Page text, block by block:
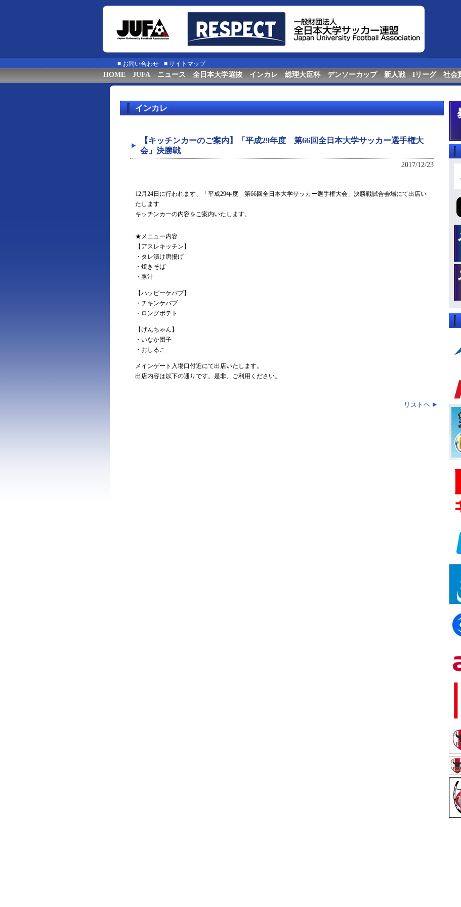
■ お問い合わせ ■ サイトマップ
HOME JUFA ニュース 全日本大学選抜 インカレ 総理大臣杯 デンソーカップ 新人戦 Iリーグ 社会
インカレ
【キッチンカーのご案内】「平成29年度 第66回全日本大学サッカー選手権大
会」決勝戦
2017/12/23
12月24日に行われます、「平成29年度 第66回全日本大学サッカー選手権大会」決勝戦試合会場にて出店い
たします
キッチンカーの内容をご案内いたします。
★メニュー内容
【アスレキッチン】
・タレ漬け唐揚げ
・焼きそば
・豚汁
【ハッピーケバブ】
・チキンケバブ
・ロングポテト
【げんちゃん】
・いなか団子
・おしるこ
メインゲート入場口付近にて出店いたします。
出店内容は以下の通りです。是非、ご利用ください。
リストヘ